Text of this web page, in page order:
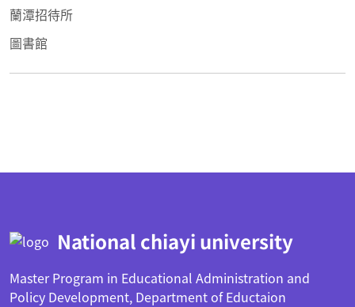
蘭潭招待所
圖書館
National chiayi university
Master Program in Educational Administration and
Policy Development, Department of Eductaion